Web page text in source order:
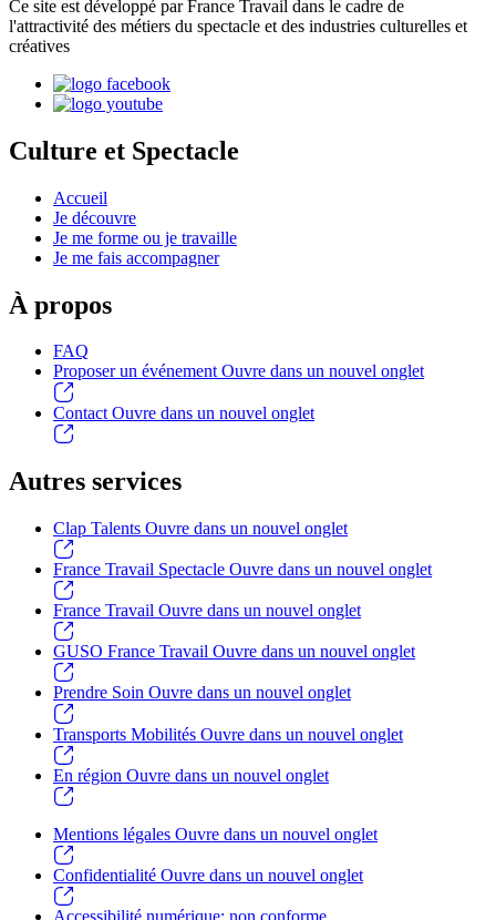
Ce site est développé par France Travail dans le cadre de
l'attractivité des métiers du spectacle et des industries culturelles et
créatives
Culture et Spectacle
Accueil
Je découvre
Je me forme ou je travaille
Je me fais accompagner
À propos
FAQ
Proposer un événementOuvre dans un nouvel onglet
Contact Ouvre dans un nouvel onglet
Autres services
Clap Talents Ouvre dans un nouvel onglet
France Travail Spectacle Ouvre dans un nouvel onglet
France Travail Ouvre dans un nouvel onglet
GUSO France Travail Ouvre dans un nouvel onglet
Prendre Soin Ouvre dans un nouvel onglet
Transports Mobilités Ouvre dans un nouvel onglet
En région Ouvre dans un nouvel onglet
Mentions légales Ouvre dans un nouvel onglet
Confidentialité Ouvre dans un nouvel onglet